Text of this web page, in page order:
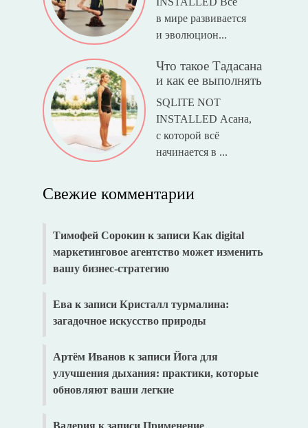
в мире развивается
и эволюцион...
Что такое Тадасана
и как ее выполнять
SQLITE NOT
INSTALLED Асана,
с которой всё
начинается в ...
Свежие комментарии
Тимофей Сорокинк записи Как digital
маркетинговое агентство может изменить
вашу бизнес-стратегию
Ева к записи Кристалл турмалина:
загадочное искусство природы
Артём Иванов к записи Йога для
улучшения дыхания: практики, которые
обновляют ваши легкие